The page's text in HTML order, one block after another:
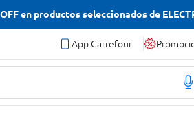
en productos seleccionados de
App Carrefour